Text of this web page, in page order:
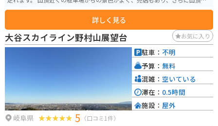
では登山道が整備されているので初心者でもオススメです。 山頂にはスカイ
テラスや展望台、登山口があります。スカイテラスでは伊吹そばや薬草ソフ
トクリームなど品数豊富なメニューがあります。 お土産もこちらで購入する
ことができます。 山頂駐車場まで約30分ほどでたどり着くことができます。
完全舗装されていて、走行に不便はありません。駐車場も広くてゆとりがあ
特に秋は紅葉シーズンできれいな紅葉を見ながら楽しめますし、伊吹山に生
息するイヌワシは圧巻です。 山頂の景色はもちろん絶景ですが、走行中の景
色も見晴らしが良く、ツーリングにはピッタリです。 途中、駐車して眺める
こともできますし、本格的に写真を撮られる方も数多くいらっしゃいます。
景色を見て、美味しいものを食べ、運動する。一つの場所で一気に楽しめる
スポットです。 通行料は、軽・普通自動車3140円、自動二輪車2200円です。
詳しく見る
大谷スカイライン野村山展望台 お気に入り
岐阜県 5 （口コミ1件）
駐車： 不明
予算： 無料
混雑： 空いている
滞在： 0.5時間
施設： 屋外